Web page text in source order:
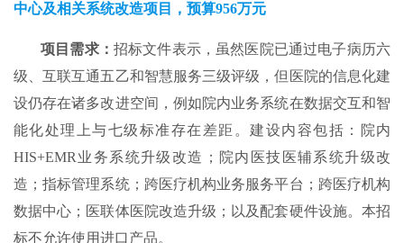
中心及相关系统改造项目
，预算956万元
项目需求： 招标文件表示，虽然医院已通过电子病历六
级、互联互通五乙和智慧服务三级评级，但医院的信息化建
设仍存在诸多改进空间，例如院内业务系统在数据交互和智
能化处理上与七级标准存在差距。建设内容包括：院内
HIS+EMR业务系统升级改造；院内医技医辅系统升级改
造；指标管理系统；跨医疗机构业务服务平台；跨医疗机构
数据中心；医联体医院改造升级；以及配套硬件设施。本招
标不允许使用进口产品。